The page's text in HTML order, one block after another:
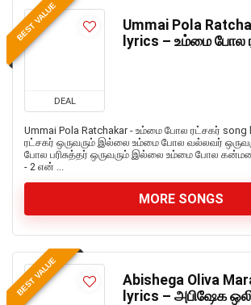
BEST VALUE
DEAL
Ummai Pola
lyrics – உம்மை போல
Ummai Pola Ratchakar - உம்மை போல ரட்சகர்
ரட்சகர் ஒருவரும் இல்லை உம்மை போல வல்லவர்
போல பரிசுத்தர் ஒருவரும் இல்லை உம்மை போல
- 2 என் ...
MORE SONGS
BEST VALUE
Abishega Oliva
lyrics – அபிஷேக